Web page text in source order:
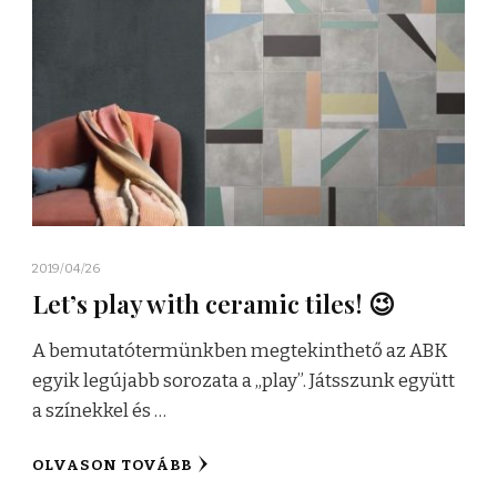
2019/04/26
Let’s play with ceramic tiles! 😉
A bemutatótermünkben megtekinthető az ABK
egyik legújabb sorozata a „play”. Játsszunk együtt
a színekkel és …
OLVASON TOVÁBB